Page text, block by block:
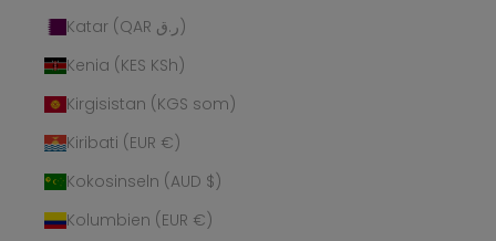
Katar (QAR ر.ق)
Kenia (KES KSh)
Kirgisistan (KGS som)
Kiribati (EUR €)
Kokosinseln (AUD $)
Kolumbien (EUR €)